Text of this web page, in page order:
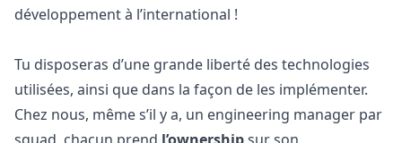
développement à l’international !
Tu disposeras d’une grande liberté des technologies
utilisées, ainsi que dans la façon de les implémenter.
Chez nous, même s’il y a, un engineering manager par